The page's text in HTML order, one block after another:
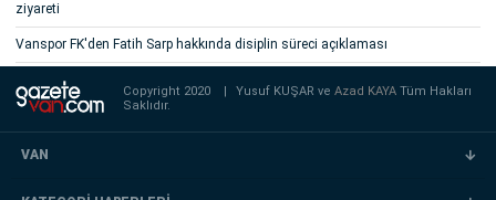
ziyareti
Vanspor FK'den Fatih Sarp hakkında disiplin süreci açıklaması
Copyright 2020 Yusuf KUŞAR veAzad KAYATüm Hakları
Saklıdır.
VAN